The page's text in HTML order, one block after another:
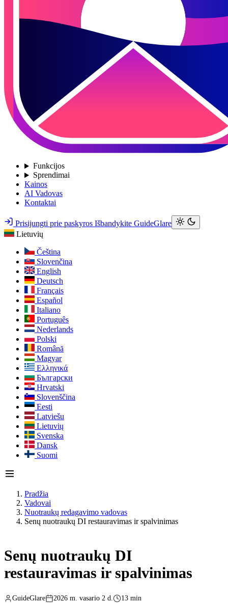
Funkcijos
Sprendimai
Kainos
AI Vadovas
Kontaktai
Prisijungti prie paskyros Išbandykite GuideGlare
Lietuvių
Čeština
Slovenčina
English
Deutsch
Français
Español
Italiano
Português
Nederlands
Polski
Română
Magyar
Ελληνικά
Български
Hrvatski
Slovenščina
Eesti
Latviešu
Lietuvių
Svenska
Dansk
Suomi
Pradžia
Vadovai
Nuotraukų redagavimo vadovas
Senų nuotraukų DI restauravimas ir spalvinimas
Senų nuotraukų DI
restauravimas ir spalvinimas
GuideGlare 2026 m. vasario 2 d. 13 min